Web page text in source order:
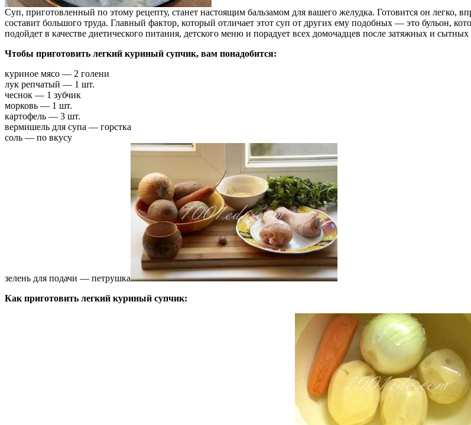
Суп, приготовленный по этому рецепту, станет настоящим бальзамом для вашего желудка. Готовится он легко,
составит большого труда. Главный фактор, который отличает этот суп от других ему подобных — это бульон,
подойдет в качестве диетического питания, детского меню и порадует всех домочадцев после затяжных и сытных
Чтобы приготовить легкий куриный супчик, вам понадобится:
куриное мясо — 2 голени
лук репчатый — 1 шт.
чеснок — 1 зубчик
морковь — 1 шт.
картофель — 3 шт.
вермишель для супа — горстка
соль — по вкусу
зелень для подачи — петрушка
Как приготовить легкий куриный супчик: